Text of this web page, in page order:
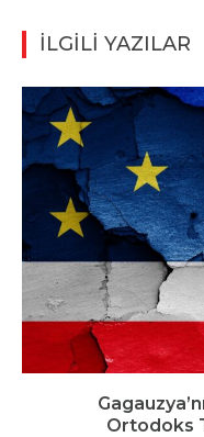
İLGİLİ YAZILAR
Ortodoks